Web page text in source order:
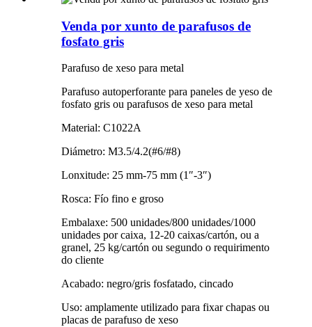
Venda por xunto de parafusos de
fosfato gris
Parafuso de xeso para metal
Parafuso autoperforante para paneles de yeso de
fosfato gris ou parafusos de xeso para metal
Material: C1022A
Diámetro: M3.5/4.2(#6/#8)
Lonxitude: 25 mm-75 mm (1″-3″)
Rosca: Fío fino e groso
Embalaxe: 500 unidades/800 unidades/1000
unidades por caixa, 12-20 caixas/cartón, ou a
granel, 25 kg/cartón ou segundo o requirimento
do cliente
Acabado: negro/gris fosfatado, cincado
Uso: amplamente utilizado para fixar chapas ou
placas de parafuso de xeso